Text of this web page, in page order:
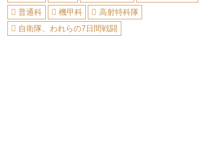
普通科
機甲科
高射特科隊
自衛隊、われらの7日間戦闘